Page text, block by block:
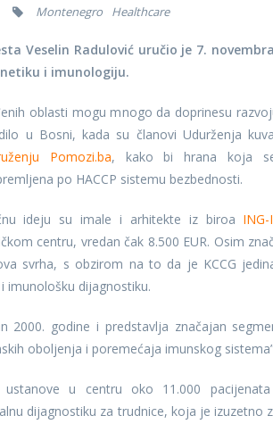
Montenegro Healthcare
Veselin Radulović uručio je 7.
i imunologiju.
oblasti mogu mnogo da doprinesu
u Bosni, kada su članovi Udurženja
Pomozi.ba, kako bi hrana koja
po HACCP sistemu bezbednosti.
ideju su imale i arhitekte iz biroa
centru, vredan čak 8.500 EUR. Osim
svrha, s obzirom na to da je KCCG
imunološku dijagnostiku.
2000. godine i predstavlja značajan
oboljenja i poremećaja imunskog
ustanove u centru oko 11.000
dijagnostiku za trudnice, koja je izuzetno